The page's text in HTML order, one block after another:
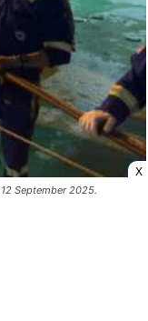
X
September 2025.